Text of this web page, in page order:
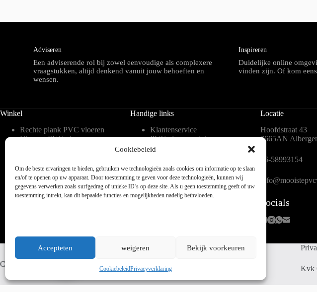
Cookiebeleid
Om de beste ervaringen te bieden, gebruiken we technologieën zoals cookies om informatie op te slaan
en/of te openen op uw apparaat. Door toestemming te geven voor deze technologieën, kunnen wij
gegevens verwerken zoals surfgedrag of unieke ID’s op deze site. Als u geen toestemming geeft of uw
toestemming intrekt, kan dit bepaalde functies en mogelijkheden nadelig beïnvloeden.
Accepteten weigeren Bekijk voorkeuren
CookiebeleidPrivacyverklaring
Adviseren
Een adviserende rol bij zowel eenvoudige als complexere
vraagstukken, altijd denkend vanuit jouw behoeften en
wensen.
Inspireren
Duidelijke online
vinden zijn. Of kom
Winkel
Rechte plank PVC vloeren
Visgraat PVC vloeren
vloeren
Weense punt PVC vloeren
Verlijmbare PVC vloeren
Klik PVC vloeren
Handige links
Klantenservice
PVC vloeren advies
Inspiratie
blog
Over ons
Contact
Legservice
Locatie
Hoofdstraat 43
7665AN
06-58993154
Socials
Copyright © 2025 - WordPress thema door blocksy - Made by Jim ter Mors
Kvk